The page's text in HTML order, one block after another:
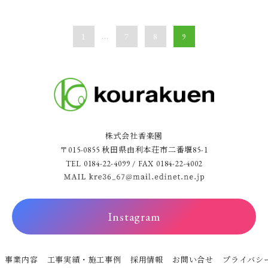
1 ... 7 8 9
株式会社香楽園
〒015-0855 秋田県由利本荘市二番堰85-1
TEL 0184-22-4099 / FAX 0184-22-4002
Instagram
事業内容 工事実績・施工事例 採用情報 お問い合せ プライバシ